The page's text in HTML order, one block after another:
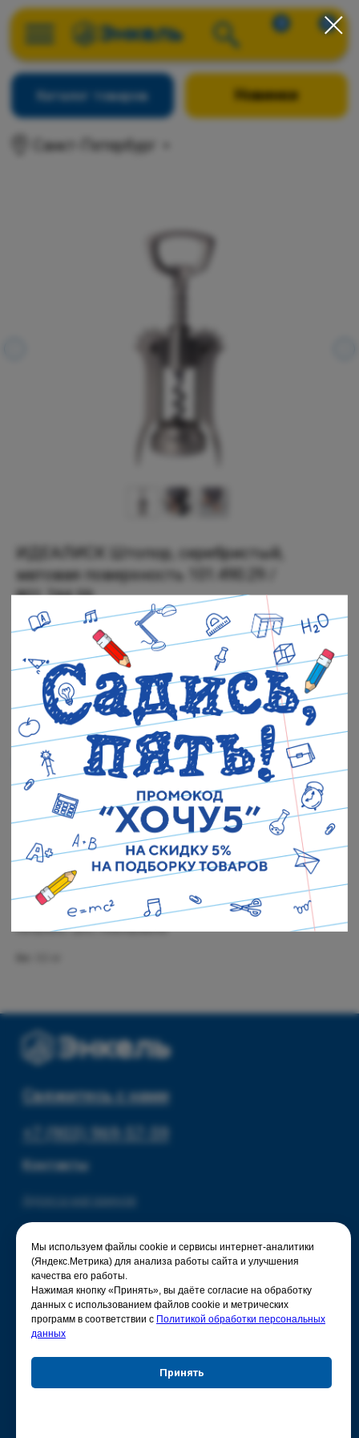
Мы используем файлы cookie и сервисы интернет-аналитики
(Яндекс.Метрика) для анализа работы сайта и улучшения
качества его работы.
Нажимая кнопку «Принять», вы даёте согласие на обработку
данных с использованием файлов cookie и метрических
программ в соответствии с Политикой обработки персональных
данных
Принять
Каталог товаров Новинки
Санкт-Петербург
ИДЕАЛИСК Штопор, серебристый,
матовая поверхность 101.490.29 /
801.744.59
SKU:603.728.32
Есть в наличии
Черная речка: В наличии
Полюстровский: В наличии
В корзину
С помощью рычагов Вы можете легко вытащить пробку из бутылки.
С открывалкой на ручке.
Размеры товара: Длина 16 см.
Мыть только вручную.
Материалы: Цинк, Никелирование
Каталог
Разное О нас
Соцсети:
+7 (903) 969-57-59
Свяжитесь с нами
Адреса магазинов
© 2025 - Интернет-магазин Enkelshop.ru